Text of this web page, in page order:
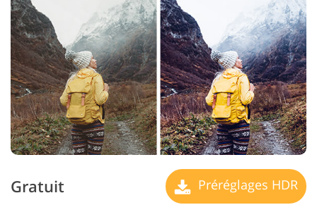
Gratuit Préréglages HDR